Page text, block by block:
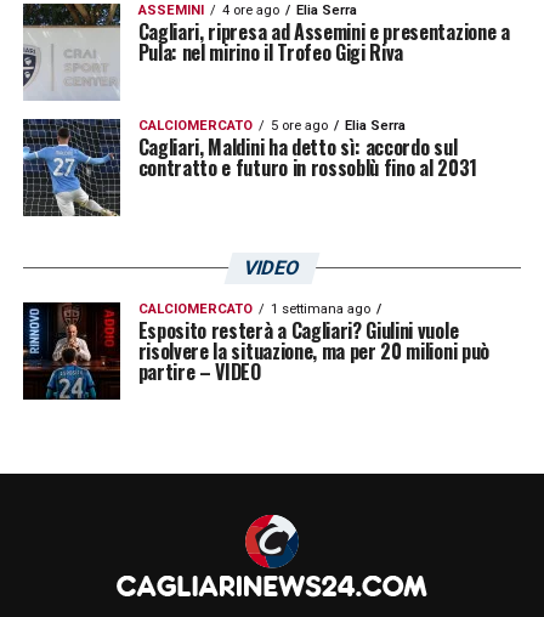
ASSEMINI 4 ore ago Elia Serra
Cagliari, ripresa ad Assemini e presentazione a
Pula: nel mirino il Trofeo Gigi Riva
CALCIOMERCATO 5 ore ago Elia Serra
Cagliari, Maldini ha detto sì: accordo sul
contratto e futuro in rossoblù fino al 2031
VIDEO
CALCIOMERCATO 1 settimana ago
Esposito resterà a Cagliari? Giulini vuole
risolvere la situazione, ma per 20 milioni può
partire – VIDEO